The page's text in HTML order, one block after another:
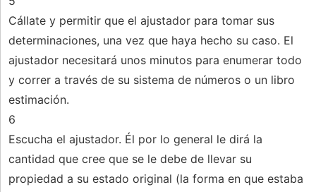
Cállate y permitir que el ajustador para tomar sus
determinaciones, una vez que haya hecho su caso. El
ajustador necesitará unos minutos para enumerar todo
y correr a través de su sistema de números o un libro
estimación.
6
Escucha el ajustador. Él por lo general le dirá la
cantidad que cree que se le debe de llevar su
propiedad a su estado original (la forma en que estaba